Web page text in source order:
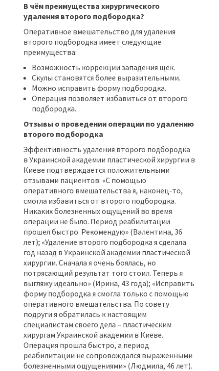
В чём преимущества хирургического
удаления второго подбородка?
Оперативное вмешательство для удаления
второго подбородка имеет следующие
преимущества:
Возможность коррекции западения щёк.
Скулы становятся более выразительными.
Можно исправить форму подбородка.
Операция позволяет избавиться от второго
подбородка.
Отзывы о проведении операции по удалению
второго подбородка
Эффективность удаления второго подбородка
в Украинской академии пластической хирургии в
Киеве подтверждается положительными
отзывами пациентов: «С помощью
оперативного вмешательства я, наконец-то,
смогла избавиться от второго подбородка.
Никаких болезненных ощущений во время
операции не было. Период реабилитации
прошел быстро. Рекомендую» (Валентина, 36
лет); «Удаление второго подбородка я сделала
год назад в Украинской академии пластической
хирургии. Сначала я очень боялась, но
потрясающий результат того стоил. Теперь я
выгляжу идеально» (Ирина, 43 года); «Исправить
форму подбородка я смогла только с помощью
оперативного вмешательства. По совету
подруги я обратилась к настоящим
специалистам своего дела – пластическим
хирургам Украинской академии в Киеве.
Операция прошла быстро, а период
реабилитации не сопровождался выраженными
болезненными ощущениями» (Людмила, 46 лет).